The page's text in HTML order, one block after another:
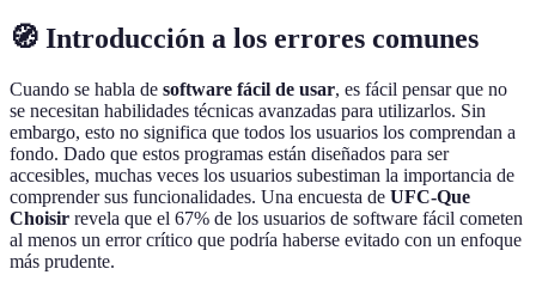
🧭 Introducción a los errores comunes
Cuando se habla de software fácil de usar, es fácil pensar que no
se necesitan habilidades técnicas avanzadas para utilizarlos. Sin
embargo, esto no significa que todos los usuarios los comprendan a
fondo. Dado que estos programas están diseñados para ser
accesibles, muchas veces los usuarios subestiman la importancia de
comprender sus funcionalidades. Una encuesta de UFC-Que
Choisir revela que el 67% de los usuarios de software fácil cometen
al menos un error crítico que podría haberse evitado con un enfoque
más prudente.